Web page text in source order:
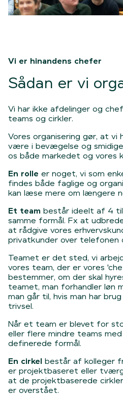
Vi er hinandens chefer
Sådan er vi
Vi har ikke afdelinger og
teams og cirkler.
Vores organisering gør, at vi
være i bevægelse og
os både markedet og vores
En rolle er noget, vi som
findes både faglige og
kan læse mere om længere
Et team består ideelt af 4 til
samme formål. Fx at
at rådgive vores
privatkunder over telefonen
Teamet er det sted, vi
vores team, der er vores
bestemmer, om der skal
teamet, man forhandler løn
man går til, hvis man har
trivsel.
Når et team er blevet for
eller flere mindre teams
definerede formål.
En cirkel består af kolleger
er projektbaseret eller
at de projektbaserede
er overstået.